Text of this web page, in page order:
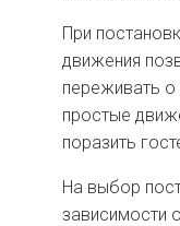
При
движения
переживать о
простые
поразить
На выбор
зависимости